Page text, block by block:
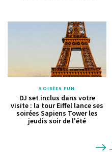
SOIRÉES FUN
DJ set inclus dans votre
visite : la tour Eiffel lance ses
soirées Sapiens Tower les
jeudis soir de l'été